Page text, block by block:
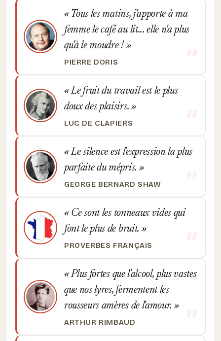
Tous les matins, j'apporte à ma
femme le café au lit... elle n'a plus
qu'à le moudre !
PIERRE DORIS
Le fruit du travail est le plus
doux des plaisirs.
LUC DE CLAPIERS
Le silence est l'expression la plus
parfaite du mépris.
GEORGE BERNARD SHAW
Ce sont les tonneaux vides qui
font le plus de bruit.
PROVERBES FRANÇAIS
Plus fortes que l'alcool, plus vastes
que nos lyres, fermentent les
rousseurs amères de l'amour.
ARTHUR RIMBAUD